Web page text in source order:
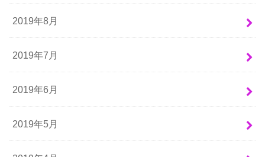
2019年8月
2019年7月
2019年6月
2019年5月